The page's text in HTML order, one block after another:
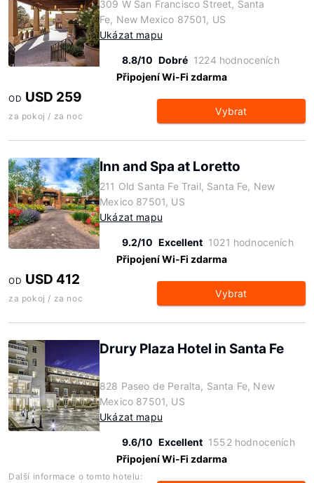
309 W San Francisco Street, Santa
Fe, New Mexico 87501, US
Ukázat mapu
8.8/10 Dobré 1224 hodnoceních
Připojení Wi-Fi zdarma
OD USD 259
za pokoj / za noc Vybrat
Inn and Spa at Loretto
211 Old Santa Fe Trail, Santa Fe, New
Mexico 87501, US
Ukázat mapu
9.2/10 Excellent 1021 hodnoceních
Připojení Wi-Fi zdarma
OD USD 412
za pokoj / za noc Vybrat
Drury Plaza Hotel in Santa Fe
828 Paseo de Peralta, Santa Fe, New
Mexico 87501, US
Ukázat mapu
9.6/10 Excellent 1552 hodnoceních
Připojení Wi-Fi zdarma
Další informace o tomto hotelu: